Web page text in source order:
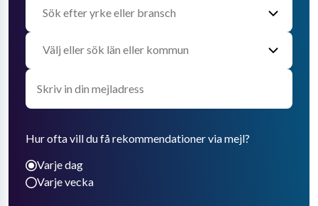
Hur ofta vill du få rekommendationer via mejl?
Varje dag
Varje vecka